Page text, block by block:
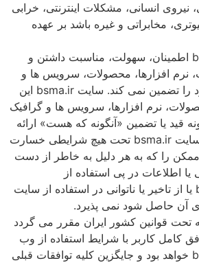
نيروى انسانی، مشکلات اينترنتى، خرابی
مخابراتى و غيره باشد بر عهده
سايت bsma.ir اطمينان، سهولت، مناسبت داشتن و
نرم افزارها، محصولات، سرويس ها و
گرافيک موجود را تضمين نمی کند. سايت bsma.ir اين
نرم افزارها، سرويس ها و گرافيک
قيد يا تضمين «آنگونه که هست» ارائه
می کند. وب سايت bsma.ir تحت هيچ شرايطی خسارت
را که به هر دليل به خاطر از دست
اطلاعات در پی استفاده از
سايتbsma.ir يا از تاخير يا ناتوانی در استفاده از سايت
آن حاصل شود نمی پذيرد.
تحت قوانين کشور ايران مقرر می گردد
کامل کاربر با شرايط استفاده از وب
سايت bsma.ir خواهد بود و جايگزين کليه توافقات قبلی